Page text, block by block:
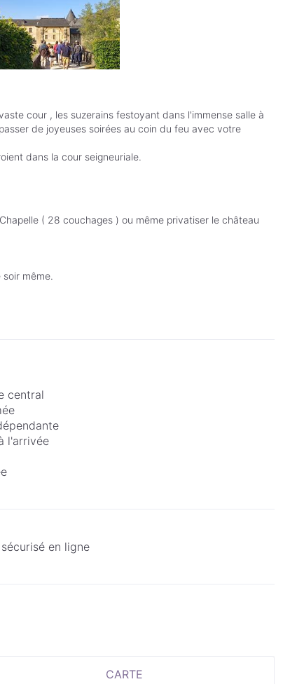
cour , les suzerains festoyant dans l'immense salle à
de joyeuses soirées au coin du feu avec votre
dans la cour seigneuriale.
( 28 couchages ) ou même privatiser le château
même.
central
l'arrivée
en ligne
CARTE